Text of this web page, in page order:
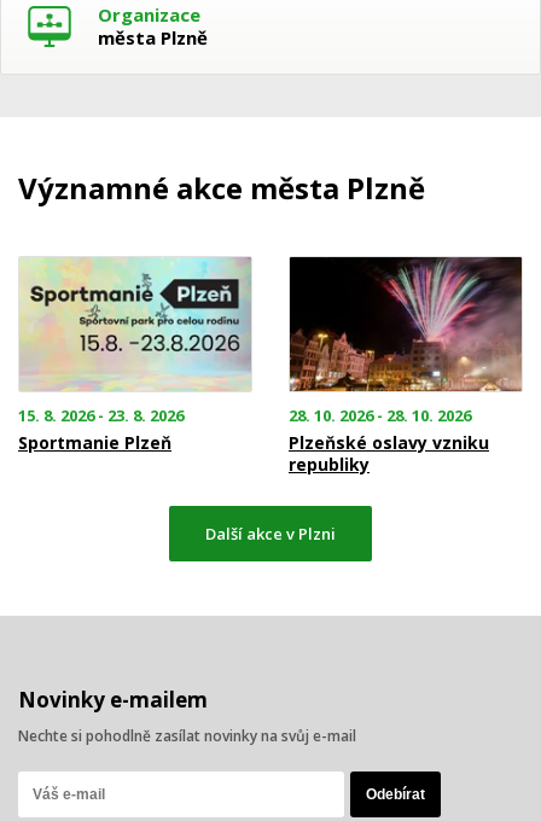
Organizace
města Plzně
Významné akce města Plzně
15. 8. 2026 - 23. 8. 2026
Sportmanie Plzeň
28. 10. 2026 - 28. 10. 2026
Plzeňské oslavy vzniku
republiky
Další akce v Plzni
Novinky e-mailem
Nechte si pohodlně zasílat novinky na svůj e-mail